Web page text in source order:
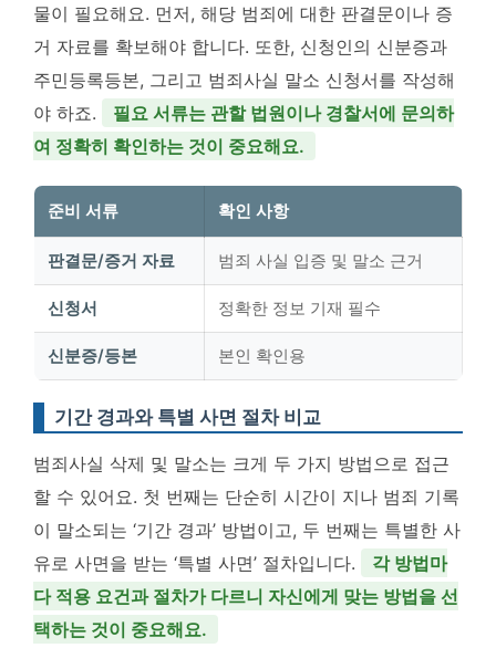
물이 필요해요. 먼저, 해당 범죄에 대한 판결문이나 증
거 자료를 확보해야 합니다. 또한, 신청인의 신분증과
주민등록등본, 그리고 범죄사실 말소 신청서를 작성해
야 하죠.
필요 서류는 관할 법원이나 경찰서에 문의하
여 정확히 확인하는 것이 중요해요.
준비 서류 확인 사항
판결문/증거 자료 범죄 사실 입증 및 말소 근거
신청서 정확한 정보 기재 필수
신분증/등본 본인 확인용
기간 경과와 특별 사면 절차 비교
범죄사실 삭제 및 말소는 크게 두 가지 방법으로 접근
할 수 있어요. 첫 번째는 단순히 시간이 지나 범죄 기록
이 말소되는 ‘기간 경과’ 방법이고, 두 번째는 특별한 사
유로 사면을 받는 ‘특별 사면’ 절차입니다.
각 방법마
다 적용 요건과 절차가 다르니 자신에게 맞는 방법을 선
택하는 것이 중요해요.